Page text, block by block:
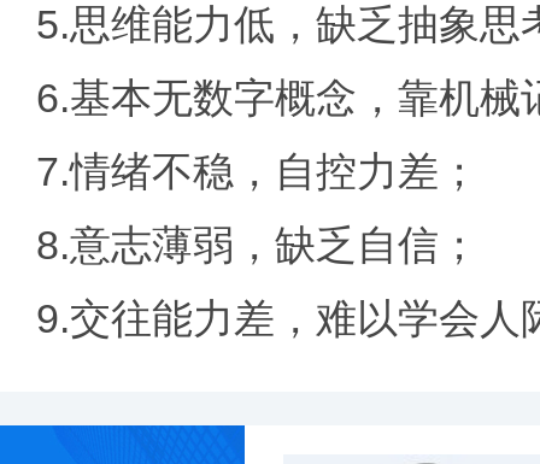
5.思维能力低，缺乏抽象
6.基本无数字概念，靠机
7.情绪不稳，自控力差；
8.意志薄弱，缺乏自信；
9.交往能力差，难以学会人